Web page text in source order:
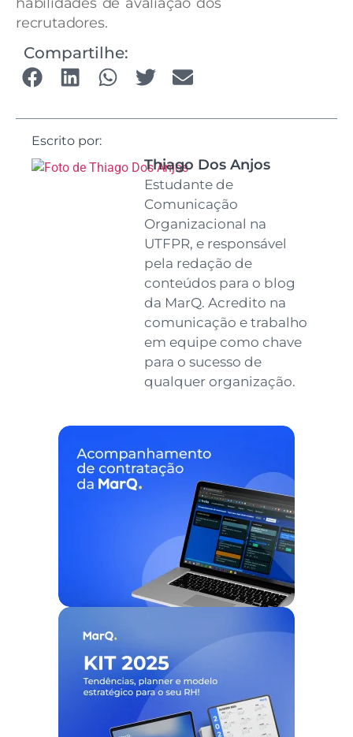
recrutadores.
Compartilhe:
Escrito por:
Thiago Dos Anjos
Estudante de
Comunicação
Organizacional na
UTFPR, e responsável
pela redação de
conteúdos para o blog
da MarQ. Acredito na
comunicação e trabalho
em equipe como chave
para o sucesso de
qualquer organização.